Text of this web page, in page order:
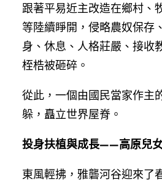
跟著平易近主改造在鄉村、
等陸續睜開，侵略農奴保存
身、休息、人格莊嚴、接收
桎梏被砸碎。
從此，一個由國民當家作主
躲，矗立世界屋脊。
投身扶植與成長——高原兒
東風輕拂，雅礱河谷迎來了